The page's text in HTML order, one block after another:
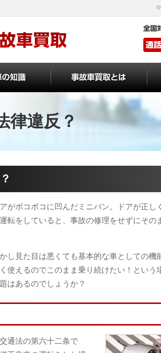
律違反？
がボコボコに凹んだミニバン。ドアが正し
転をしていると、事故の修理をせずにその
し見た目は悪くても基本的な車としての機
使えるのでこのまま乗り続けたい！という
はあるのでしょうか？
通法の第六十二条で